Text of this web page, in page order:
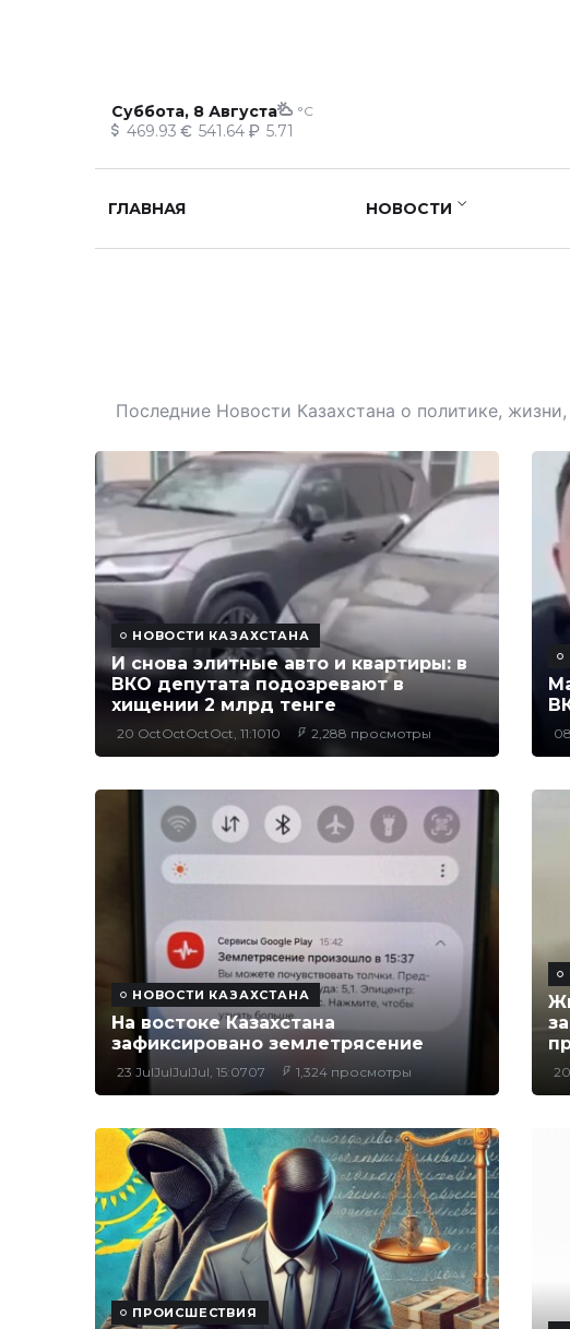
Суббота, 8 Августа °C
469.93 541.64 5.71
ГЛАВНАЯ НОВОСТИ
Последние Новости Казахстана о политике,
НОВОСТИ КАЗАХСТАНА
И снова элитные авто и квартиры: в
ВКО депутата подозревают в
хищении 2 млрд тенге
20 OctOctOctOct, 11:1010 2,288 просмотры
НОВОСТИ КАЗАХСТАНА
На востоке Казахстана
зафиксировано землетрясение
23 JulJulJulJul, 15:0707 1,324 просмотры
ПРОИСШЕСТВИЯ